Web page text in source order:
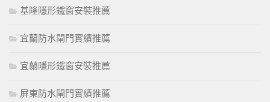
基隆隱形鐵窗安裝推薦
宜蘭防水閘門實績推薦
宜蘭隱形鐵窗安裝推薦
屏東防水閘門實績推薦